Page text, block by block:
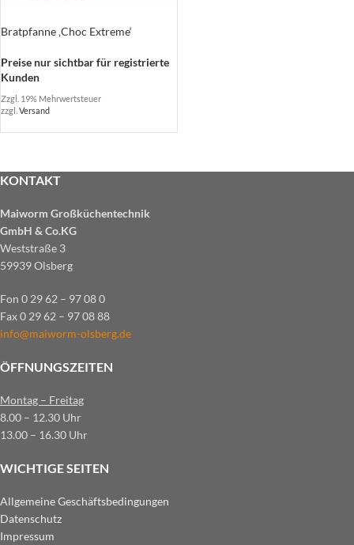
Bratpfanne ‚Choc Extreme‘
Preise nur sichtbar für registrierte
Kunden
Zzgl. 19% Mehrwertsteuer
zzgl. Versand
KONTAKT
Maiworm Großküchentechnik
GmbH & Co.KG
Weststraße 3
59939 Olsberg
Fon 0 29 62 – 97 08 0
Fax 0 29 62 – 97 08 88
info@maiworm-olsberg.de
ÖFFNUNGSZEITEN
Montag – Freitag
8.00 – 12.30 Uhr
13.00 – 16.30 Uhr
WICHTIGE SEITEN
Allgemeine Geschäftsbedingungen
Datenschutz
Impressum